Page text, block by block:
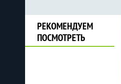
РЕКОМЕНДУЕМ
ПОСМОТРЕТЬ